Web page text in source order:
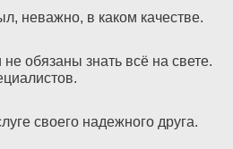
неважно, в каком качестве.
обязаны знать всё на свете.
своего надежного друга.